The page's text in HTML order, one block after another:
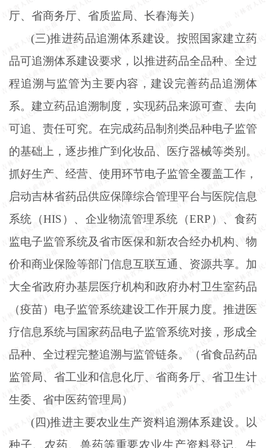
厅、省商务厅、省质监局、长春海关）
(三)推进药品追溯体系建设。按照国家建立药
品可追溯体系建设要求，以推进药品全品种、全过
程追溯与监管为主要内容，建设完善药品追溯体
系。建立药品追溯制度，实现药品来源可查、去向
可追、责任可究。在完成药品制剂类品种电子监管
的基础上，逐步推广到化妆品、医疗器械等类别。
抓好生产、经营、使用环节电子监管全覆盖工作，
启动吉林省药品供应保障综合管理平台与医院信息
系统（HIS）、企业物流管理系统（ERP）、食药
监电子监管系统及省市医保和新农合经办机构、物
价和商业保险等部门信息互联互通、资源共享。加
大全省政府办基层医疗机构和政府办村卫生室药品
（疫苗）电子监管系统建设工作开展力度。推进医
疗信息系统与国家药品电子监管系统对接，形成全
品种、全过程完整追溯与监管链条。（省食品药品
监管局、省工业和信息化厅、省商务厅、省卫生计
生委、省中医药管理局）
(四)推进主要农业生产资料追溯体系建设。以
种子、农药、兽药等重要农业生产资料登记、生